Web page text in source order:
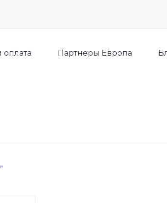
оплата Партнеры Европа